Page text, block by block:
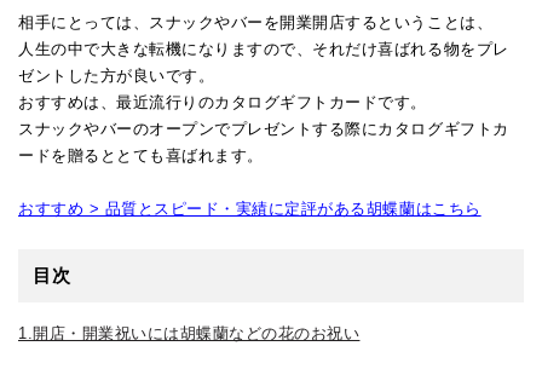
相手にとっては、スナックやバーを開業開店するということは、
人生の中で大きな転機になりますので、それだけ喜ばれる物をプレ
ゼントした方が良いです。
おすすめは、最近流行りのカタログギフトカードです。
スナックやバーのオープンでプレゼントする際にカタログギフトカ
ードを贈るととても喜ばれます。
おすすめ > 品質とスピード・実績に定評がある胡蝶蘭はこちら
目次
1.開店・開業祝いには胡蝶蘭などの花のお祝い